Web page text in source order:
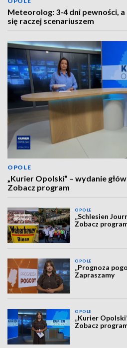
Meteorolog: 3-4 dni pewności,
się raczej scenariuszem
OPOLE
„Kurier Opolski” – wydanie
Zobacz program
OPOLE
„Schlesien
Zobacz
OPOLE
„Prognoza
Zapraszamy
OPOLE
„Kurier
Zobacz